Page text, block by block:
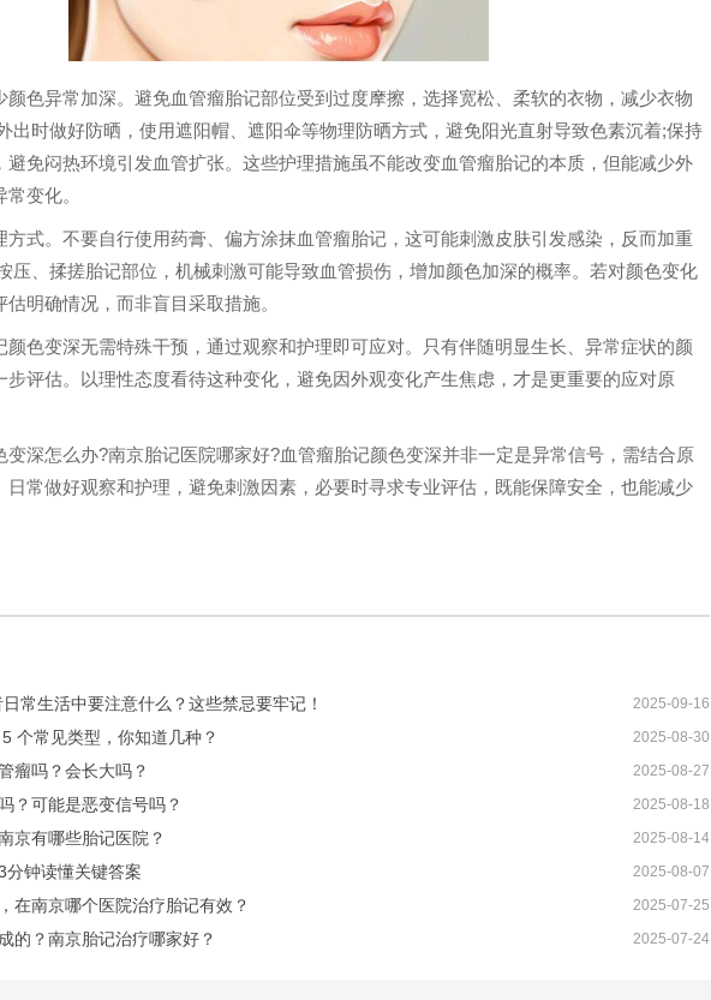
异常加深。避免血管瘤胎记部位受到过度摩擦，选择宽松、柔软的衣物，减少衣物
出时做好防晒，使用遮阳帽、遮阳伞等物理防晒方式，避免阳光直射导致色素沉着;保持
避免闷热环境引发血管扩张。这些护理措施虽不能改变血管瘤胎记的本质，但能减少外
变化。​
。不要自行使用药膏、偏方涂抹血管瘤胎记，这可能刺激皮肤引发感染，反而加重
压、揉搓胎记部位，机械刺激可能导致血管损伤，增加颜色加深的概率。若对颜色变化
明确情况，而非盲目采取措施。​
变深无需特殊干预，通过观察和护理即可应对。只有伴随明显生长、异常症状的颜
步评估。以理性态度看待这种变化，避免因外观变化产生焦虑，才是更重要的应对原
怎么办?南京胎记医院哪家好?血管瘤胎记颜色变深并非一定是异常信号，需结合原
日常做好观察和护理，避免刺激因素，必要时寻求专业评估，既能保障安全，也能减少
常生活中要注意什么？这些禁忌要牢记！ 2025-09-16
个常见类型，你知道几种？ 2025-08-30
瘤吗？会长大吗？ 2025-08-27
？可能是恶变信号吗？ 2025-08-18
京有哪些胎记医院？ 2025-08-14
分钟读懂关键答案 2025-08-07
在南京哪个医院治疗胎记有效？ 2025-07-25
的？南京胎记治疗哪家好？ 2025-07-24